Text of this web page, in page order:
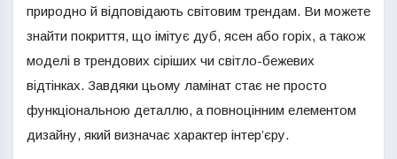
природно й відповідають світовим трендам. Ви можете
знайти покриття, що імітує дуб, ясен або горіх, а також
моделі в трендових сіріших чи світло-бежевих
відтінках. Завдяки цьому ламінат стає не просто
функціональною деталлю, а повноцінним елементом
дизайну, який визначає характер інтер’єру.